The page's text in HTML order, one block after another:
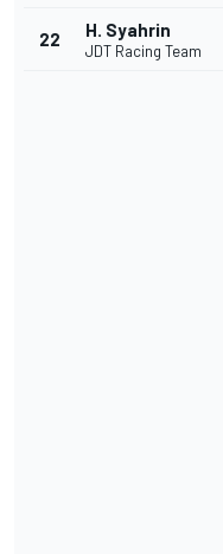
22 H. Syahrin
JDT Racing Team